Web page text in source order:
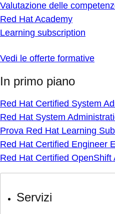
Valutazione delle
Red Hat Academy
Learning subscription
Vedi le offerte formative
In primo piano
Red Hat Certified System
Red Hat System
Prova Red Hat Learning
Red Hat Certified Engineer
Red Hat Certified OpenShift
Servizi